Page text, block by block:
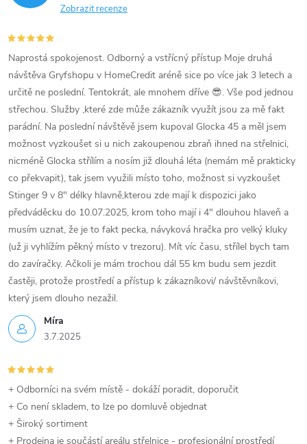
Zobrazit recenze
Míra
3.7.2025
Naprostá spokojenost. Odborný a vstřícný přístup Moje druhá
návštěva Gryfshopu v HomeCredit aréně sice po více jak 3 letech a
určitě ne poslední. Tentokrát, ale mnohem dříve 😎. Vše pod jednou
střechou. Služby ,které zde může zákazník využít jsou za mě fakt
parádní. Na poslední návštěvě jsem kupoval Glocka 45 a měl jsem
možnost vyzkoušet si u nich zakoupenou zbraň ihned na střelnici,
nicméně Glocka střílím a nosím již dlouhá léta (nemám mě prakticky
co překvapit), tak jsem využili místo toho, možnost si vyzkoušet
Stinger 9 v 8" délky hlavně,kterou zde mají k dispozici jako
předváděcku do 10.07.2025, krom toho mají i 4" dlouhou hlaveň a
musím uznat, že je to fakt pecka, návyková hračka pro velký kluky
(už ji vyhlížím pěkný místo v trezoru). Mít víc času, střílel bych tam
do zavíračky. Ačkoli je mám trochou dál 55 km budu sem jezdit
častěji, protože prostředí a přístup k zákazníkovi/ návštěvníkovi,
který jsem dlouho nezažil.
+ Odborníci na svém místě - dokáží poradit, doporučit
+ Co není skladem, to lze po domluvě objednat
+ Široký sortiment
+ Prodejna je součástí areálu střelnice - profesionální prostředí